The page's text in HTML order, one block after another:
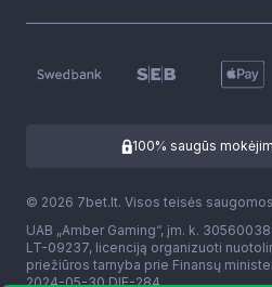
100% saugūs
© 2026 7bet.lt. Visos teisės saugomos
UAB „Amber Gaming“, įm. k.
LT-09237, licenciją organizuoti
priežiūros tarnyba prie Finansų
2024-05-30 DIE-284.